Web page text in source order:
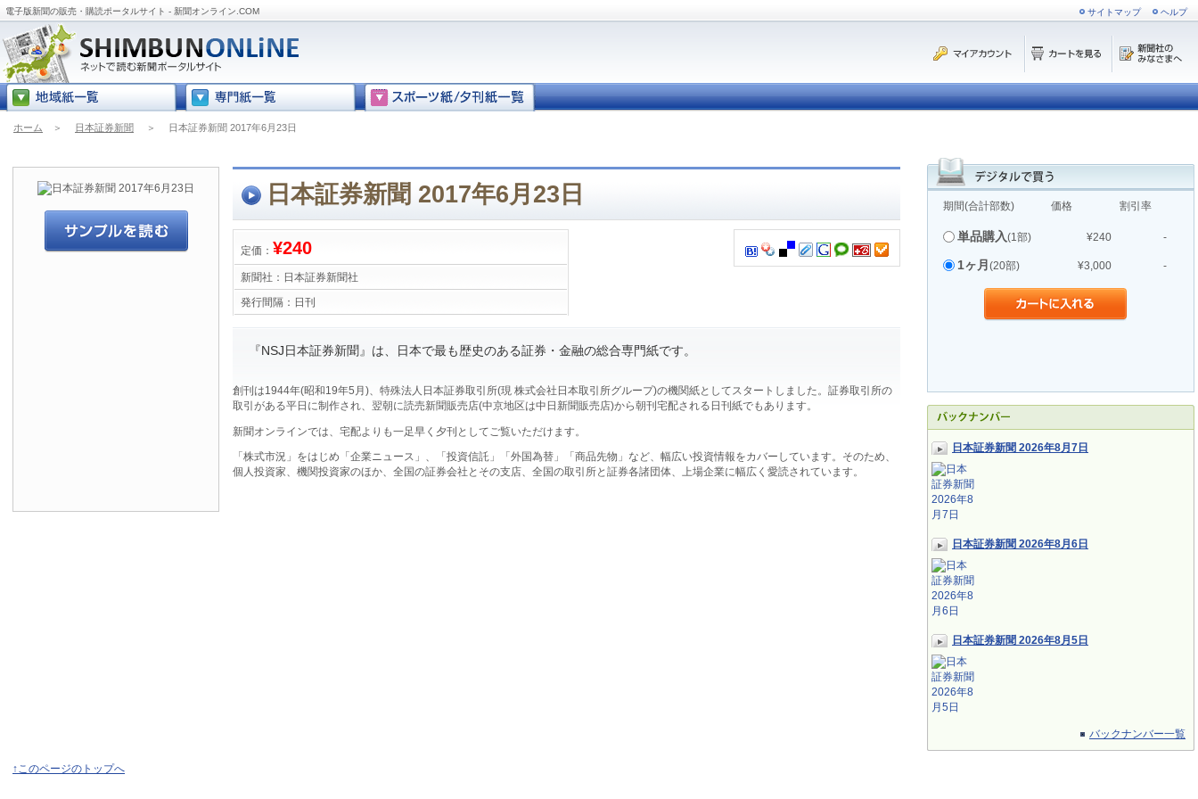
電子版新聞の販売・購読ポータルサイト - 新聞オンライン.COM サイトマップ ヘルプ
ホーム ＞ 日本証券新聞 ＞ 日本証券新聞 2017年6月23日
期間(合計部数) 価格 割引率
単品購入(1部) ¥240 -
1ヶ月 (20部) ¥3,000 -
日本証券新聞 2026年8月7日
日本証券新聞 2026年8月6日
日本証券新聞 2026年8月5日
バックナンバー一覧
日本証券新聞 2017年6月23日
定価： ¥240
新聞社： 日本証券新聞社
発行間隔： 日刊
『NSJ日本証券新聞』は、日本で最も歴史のある証券・金融の総合専門紙です。
創刊は1944年(昭和19年5月)、特殊法人日本証券取引所(現 株式会社日本取引所グループ)の機関紙としてスタートしました。証券取引所の
取引がある平日に制作され、翌朝に読売新聞販売店(中京地区は中日新聞販売店)から朝刊宅配される日刊紙でもあります。
新聞オンラインでは、宅配よりも一足早く夕刊としてご覧いただけます。
「株式市況」をはじめ「企業ニュース」、「投資信託」「外国為替」「商品先物」など、幅広い投資情報をカバーしています。そのため、
個人投資家、機関投資家のほか、全国の証券会社とその支店、全国の取引所と証券各諸団体、上場企業に幅広く愛読されています。
↑このページのトップへ